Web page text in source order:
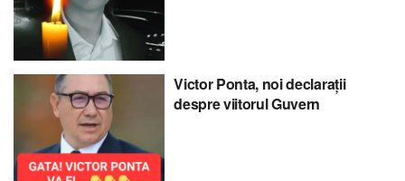
Victor Ponta, noi declarații
despre viitorul Guvern